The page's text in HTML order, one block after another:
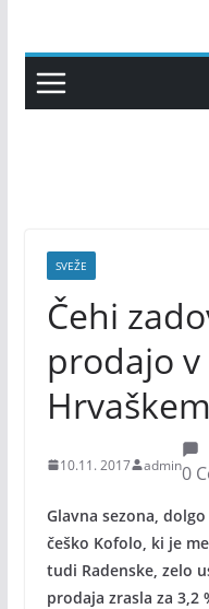
content
SVEŽE
Čehi
prodajo
Hrvaškem
10.11. 2017 admin0
Glavna sezona,
češko Kofolo, ki je
tudi Radenske, zelo
prodaja zrasla za 3,2